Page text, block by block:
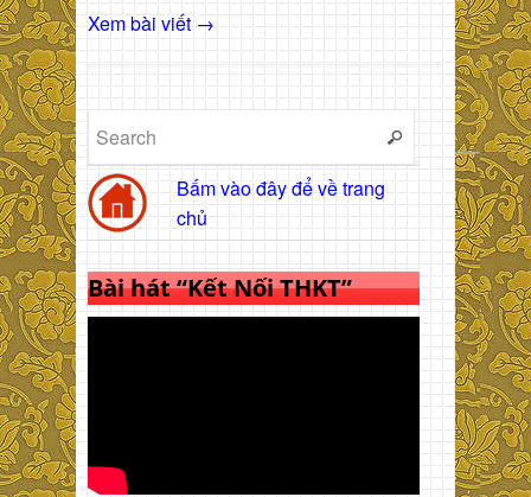
Xem bài viết →
Bấm vào đây để về trang
chủ
Bài hát “Kết Nối THKT”